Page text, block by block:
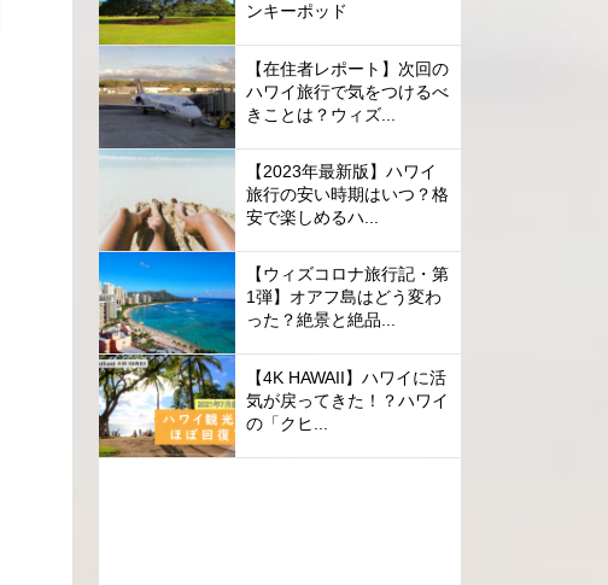
ンキーポッド
【在住者レポート】次回の
ハワイ旅行で気をつけるべ
きことは？ウィズ...
【2023年最新版】ハワイ
旅行の安い時期はいつ？格
安で楽しめるハ...
【ウィズコロナ旅行記・第
1弾】オアフ島はどう変わ
った？絶景と絶品...
【4K HAWAII】ハワイに活
気が戻ってきた！？ハワイ
の「クヒ...